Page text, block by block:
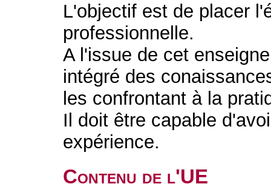
L'objectif est de placer
professionnelle.
A l'issue de cet
intégré des
les confrontant à la
Il doit être capable
expérience.
Contenu de l'UE